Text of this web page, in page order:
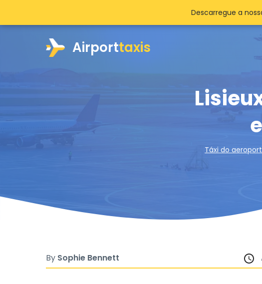
Airporttaxis
Táxi do
Descarregue a
By Sophie Bennett